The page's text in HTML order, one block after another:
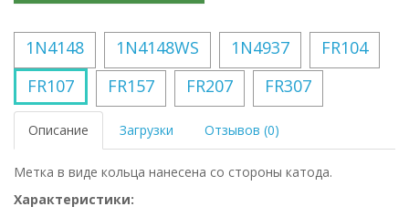
1N4148 1N4148WS 1N4937
FR104
FR107
FR157 FR207 FR307
Описание Загрузки Отзывов (0)
Метка в виде кольца нанесена со стороны катода.
Характеристики: